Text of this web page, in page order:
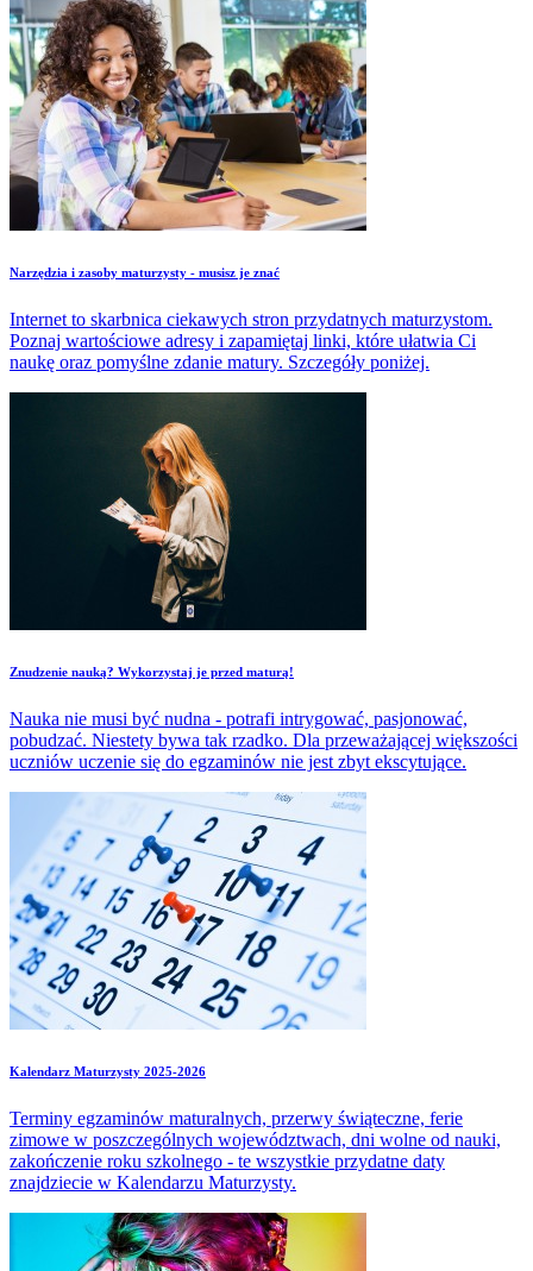
Narzędzia i zasoby maturzysty - musisz je znać
Internet to skarbnica ciekawych stron przydatnych maturzystom.
Poznaj wartościowe adresy i zapamiętaj linki, które ułatwia Ci
naukę oraz pomyślne zdanie matury. Szczegóły poniżej.
Znudzenie nauką? Wykorzystaj je przed maturą!
Nauka nie musi być nudna - potrafi intrygować, pasjonować,
pobudzać. Niestety bywa tak rzadko. Dla przeważającej większości
uczniów uczenie się do egzaminów nie jest zbyt ekscytujące.
Kalendarz Maturzysty 2025-2026
Terminy egzaminów maturalnych, przerwy świąteczne, ferie
zimowe w poszczególnych województwach, dni wolne od nauki,
zakończenie roku szkolnego - te wszystkie przydatne daty
znajdziecie w Kalendarzu Maturzysty.